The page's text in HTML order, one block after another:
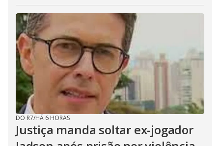
DO R7/HÁ 6 HORAS
Justiça manda soltar ex-jogador